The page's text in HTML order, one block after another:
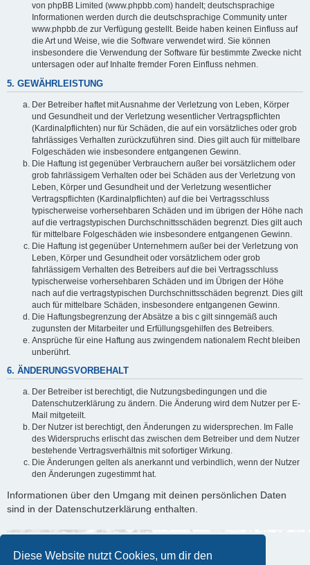
Diese Website nutzt Cookies, um dir den
von phpBB Limited (www.phpbb.com) handelt; deutschsprachige
Informationen werden durch die deutschsprachige Community unter
www.phpbb.de zur Verfügung gestellt. Beide haben keinen Einfluss auf
die Art und Weise, wie die Software verwendet wird. Sie können
insbesondere die Verwendung der Software für bestimmte Zwecke nicht
untersagen oder auf Inhalte fremder Foren Einfluss nehmen.
5. GEWÄHRLEISTUNG
Der Betreiber haftet mit Ausnahme der Verletzung von Leben, Körper
und Gesundheit und der Verletzung wesentlicher Vertragspflichten
(Kardinalpflichten) nur für Schäden, die auf ein vorsätzliches oder grob
fahrlässiges Verhalten zurückzuführen sind. Dies gilt auch für mittelbare
Folgeschäden wie insbesondere entgangenen Gewinn.
Die Haftung ist gegenüber Verbrauchern außer bei vorsätzlichem oder
grob fahrlässigem Verhalten oder bei Schäden aus der Verletzung von
Leben, Körper und Gesundheit und der Verletzung wesentlicher
Vertragspflichten (Kardinalpflichten) auf die bei Vertragsschluss
typischerweise vorhersehbaren Schäden und im übrigen der Höhe nach
auf die vertragstypischen Durchschnittsschäden begrenzt. Dies gilt auch
für mittelbare Folgeschäden wie insbesondere entgangenen Gewinn.
Die Haftung ist gegenüber Unternehmern außer bei der Verletzung von
Leben, Körper und Gesundheit oder vorsätzlichem oder grob
fahrlässigem Verhalten des Betreibers auf die bei Vertragsschluss
typischerweise vorhersehbaren Schäden und im Übrigen der Höhe
nach auf die vertragstypischen Durchschnittsschäden begrenzt. Dies gilt
auch für mittelbare Schäden, insbesondere entgangenen Gewinn.
Die Haftungsbegrenzung der Absätze a bis c gilt sinngemäß auch
zugunsten der Mitarbeiter und Erfüllungsgehilfen des Betreibers.
Ansprüche für eine Haftung aus zwingendem nationalem Recht bleiben
unberührt.
6. ÄNDERUNGSVORBEHALT
Der Betreiber ist berechtigt, die Nutzungsbedingungen und die
Datenschutzerklärung zu ändern. Die Änderung wird dem Nutzer per E-
Mail mitgeteilt.
Der Nutzer ist berechtigt, den Änderungen zu widersprechen. Im Falle
des Widerspruchs erlischt das zwischen dem Betreiber und dem Nutzer
bestehende Vertragsverhältnis mit sofortiger Wirkung.
Die Änderungen gelten als anerkannt und verbindlich, wenn der Nutzer
den Änderungen zugestimmt hat.
Informationen über den Umgang mit deinen persönlichen Daten
sind in der Datenschutzerklärung enthalten.